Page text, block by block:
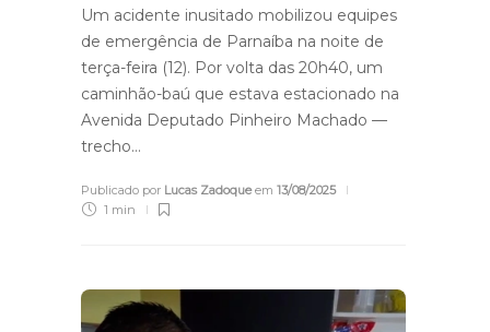
Um acidente inusitado mobilizou equipes
de emergência de Parnaíba na noite de
terça-feira (12). Por volta das 20h40, um
caminhão-baú que estava estacionado na
Avenida Deputado Pinheiro Machado —
trecho…
Publicado por Lucas Zadoqueem 13/08/2025
1 min